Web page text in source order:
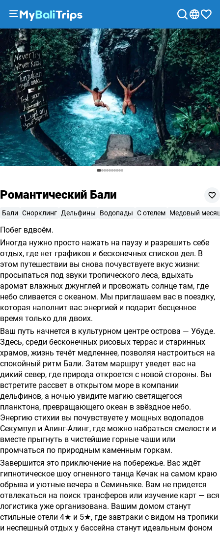
Туры
и
экскурсии
Блог
О
нас
Способы
оплаты
Партнерская
программа
турагентствами
Соглашение
о
предоставлении
услуг
Опции тураЧто ожидать Рекомендации
Романтический Бали
Бали Снорклинг Дельфины Водопады С отелем Медовый
Побег вдвоём.
Иногда нужно просто нажать на паузу и разрешить себе
отдых, где нет графиков и бесконечных списков дел. В
этом путешествии вы снова почувствуете вкус жизни:
просыпаться под звуки тропического леса, вдыхать
аромат влажных джунглей и провожать солнце там, где
небо сливается с океаном. Мы приглашаем вас в поездку,
которая наполнит вас энергией и подарит бесценное
время только для двоих.
Ваш путь начнется в культурном центре острова — Убуде.
Здесь, среди бесконечных рисовых террас и старинных
храмов, жизнь течёт медленнее, позволяя настроиться на
спокойный ритм Бали. Затем маршрут уведет вас на
дикий север, где природа откроется с новой стороны. Вы
встретите рассвет в открытом море в компании
дельфинов, а ночью увидите магию светящегося
планктона, превращающего океан в звёздное небо.
Энергию стихии вы почувствуете у мощных водопадов
Секумпул и Алинг-Алинг, где можно набраться смелости и
вместе прыгнуть в чистейшие горные чаши или
промчаться по природным каменным горкам.
Завершится это приключение на побережье. Вас ждёт
гипнотическое шоу огненного танца Кечак на самом краю
обрыва и уютные вечера в Семиньяке. Вам не придется
отвлекаться на поиск трансферов или изучение карт — вся
логистика уже организована. Вашим домом станут
стильные отели 4★ и 5★, где завтраки с видом на тропики
и неспешный отдых у бассейна станут идеальным фоном